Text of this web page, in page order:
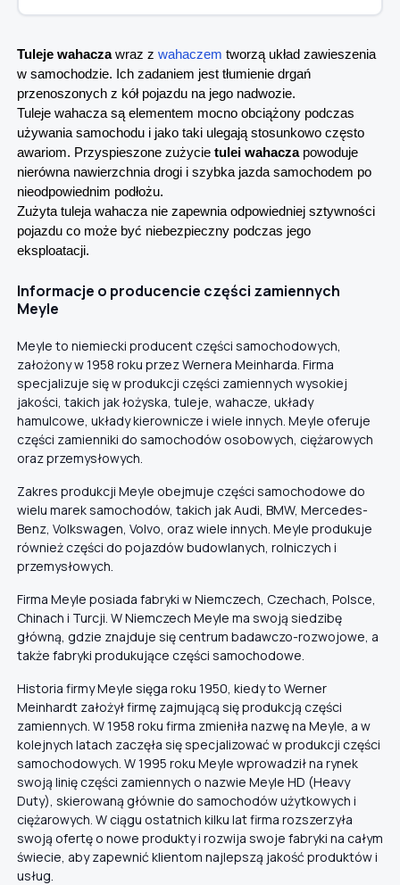
Tuleje wahaczawraz z wahaczem tworzą układ zawieszenia
w samochodzie. Ich zadaniem jest tłumienie drgań
przenoszonych z kół pojazdu na jego nadwozie.
Tuleje wahacza są elementem mocno obciążony podczas
używania samochodu i jako taki ulegają stosunkowo często
awariom. Przyspieszone zużycie tulei wahaczapowoduje
nierówna nawierzchnia drogi i szybka jazda samochodem po
nieodpowiednim podłożu.
Zużyta tuleja wahacza nie zapewnia odpowiedniej sztywności
pojazdu co może być niebezpieczny podczas jego
eksploatacji.
Informacje o producencie części zamiennych
Meyle
Meyle to niemiecki producent części samochodowych,
założony w 1958 roku przez Wernera Meinharda. Firma
specjalizuje się w produkcji części zamiennych wysokiej
jakości, takich jak łożyska, tuleje, wahacze, układy
hamulcowe, układy kierownicze i wiele innych. Meyle oferuje
części zamienniki do samochodów osobowych, ciężarowych
oraz przemysłowych.
Zakres produkcji Meyle obejmuje części samochodowe do
wielu marek samochodów, takich jak Audi, BMW, Mercedes-
Benz, Volkswagen, Volvo, oraz wiele innych. Meyle produkuje
również części do pojazdów budowlanych, rolniczych i
przemysłowych.
Firma Meyle posiada fabryki w Niemczech, Czechach, Polsce,
Chinach i Turcji. W Niemczech Meyle ma swoją siedzibę
główną, gdzie znajduje się centrum badawczo-rozwojowe, a
także fabryki produkujące części samochodowe.
Historia firmy Meyle sięga roku 1950, kiedy to Werner
Meinhardt założył firmę zajmującą się produkcją części
zamiennych. W 1958 roku firma zmieniła nazwę na Meyle, a w
kolejnych latach zaczęła się specjalizować w produkcji części
samochodowych. W 1995 roku Meyle wprowadził na rynek
swoją linię części zamiennych o nazwie Meyle HD (Heavy
Duty), skierowaną głównie do samochodów użytkowych i
ciężarowych. W ciągu ostatnich kilku lat firma rozszerzyła
swoją ofertę o nowe produkty i rozwija swoje fabryki na całym
świecie, aby zapewnić klientom najlepszą jakość produktów i
usług.